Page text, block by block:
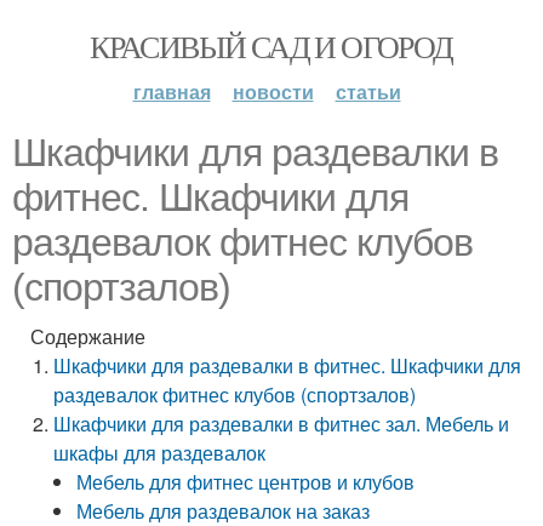
КРАСИВЫЙ САД И ОГОРОД
главная новости статьи
Шкафчики для раздевалки в
фитнес. Шкафчики для
раздевалок фитнес клубов
(спортзалов)
Содержание
Шкафчики для раздевалки в фитнес. Шкафчики для
раздевалок фитнес клубов (спортзалов)
Шкафчики для раздевалки в фитнес зал. Мебель и
шкафы для раздевалок
Мебель для фитнес центров и клубов
Мебель для раздевалок на заказ